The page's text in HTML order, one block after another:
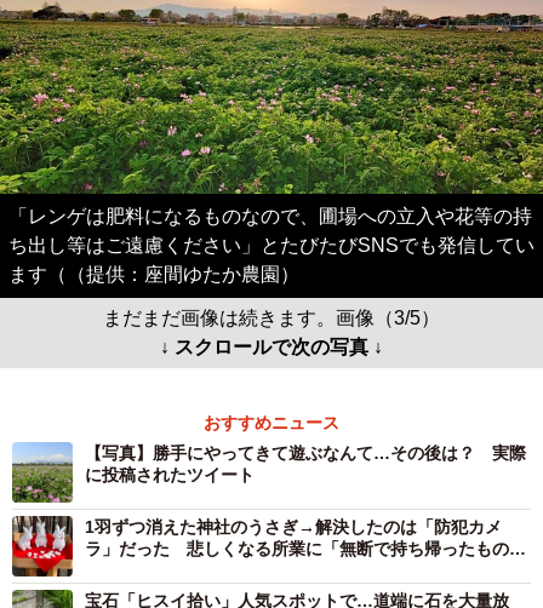
「レンゲは肥料になるものなので、圃場への立入や花等の持
ち出し等はご遠慮ください」とたびたびSNSでも発信してい
ます（（提供：座間ゆたか農園）
まだまだ画像は続きます。画像（3/5）
↓ スクロールで次の写真 ↓
おすすめニュース
【写真】勝手にやってきて遊ぶなんて…その後は？ 実際
に投稿されたツイート
1羽ずつ消えた神社のうさぎ→解決したのは「防犯カメ
ラ」だった 悲しくなる所業に「無断で持ち帰ったものに
宝石「ヒスイ拾い」人気スポットで…道端に石を大量放